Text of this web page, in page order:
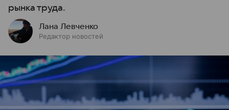
рынка труда.
Лана Левченко
Редактор новостей